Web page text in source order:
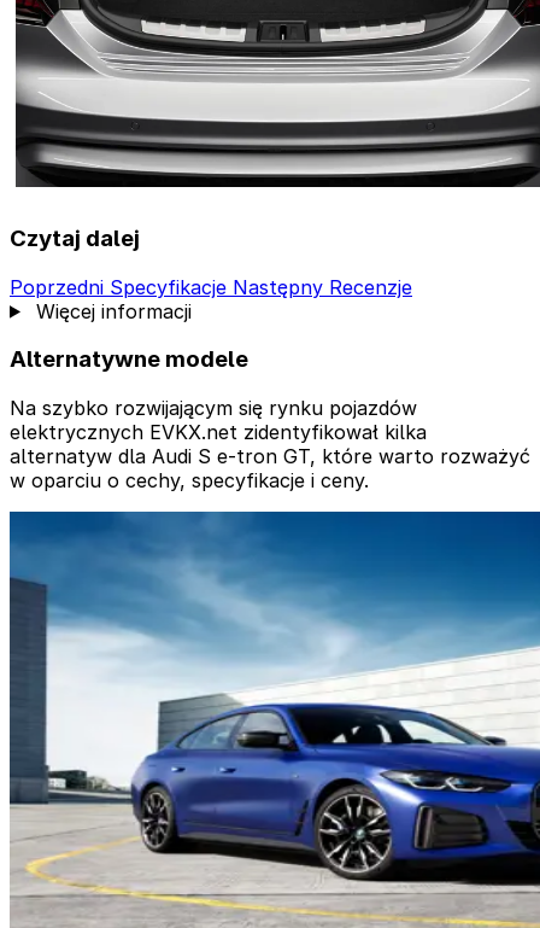
Czytaj dalej
Poprzedni Specyfikacje Następny Recenzje
Więcej informacji
Alternatywne modele
Na szybko rozwijającym się rynku pojazdów
elektrycznych EVKX.net zidentyfikował kilka
alternatyw dla Audi S e-tron GT, które warto rozważyć
w oparciu o cechy, specyfikacje i ceny.